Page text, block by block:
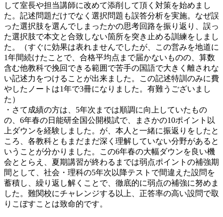
して室長や担当講師に改めて添削して頂く対策を始めまし
た。記述問題だけでなく選択問題も誤答分析を実施。なぜ誤
った選択肢を選んでしまったかの思考回路を振り返り、誤っ
た選択肢で本文と合致しない箇所を突き止める訓練をしまし
た。（すぐに効果は表れませんでしたが、この営みを地道に
1年間続けたことで、合格平均点まで届かないものの、算数
含む他教科で挽回できる範囲で苦手の国語で大きく離されな
い記述力をつけることが出来ました。この記述特訓のみに費
やしたノートは1年で3冊になりました。有難うございまし
た）
・さて成績の方は、5年次までは順調に向上していたもの
の、6年春の日能研全国公開模試で、まさかの10ポイント以
上ダウンを経験しました。が、本人と一緒に振返りをしたと
ころ、各教科ともまだまだ深く理解していない分野があると
いうことが分かりました。この6年春の大幅ダウンを良い機
会ととらえ、夏期講習が終わるまでは弱点ポイントの補強期
間として、社会・理科の5年次以降テストで間違えた設問を
蓄積し、繰り返し解くことで、徹底的に弱点の補強に努めま
した。難関校にチャレンジする以上、正答率の高い設問で取
りこぼすことは致命的です。